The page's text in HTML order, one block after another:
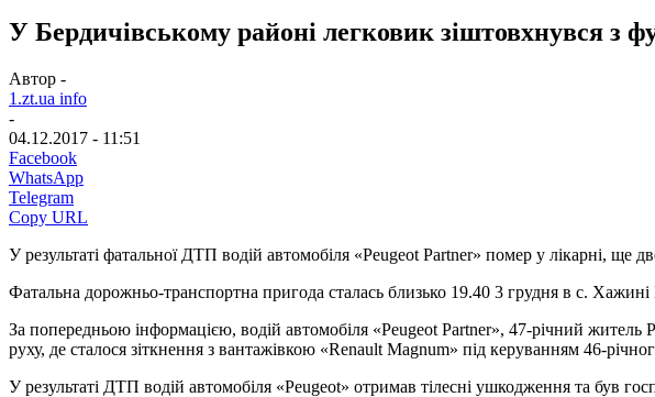
У Бердичівському районі легковик зіштовхнувся з
Автор -
1.zt.ua info
-
04.12.2017 - 11:51
Facebook
WhatsApp
Telegram
Copy URL
У результаті фатальної ДТП водій автомобіля «Peugeot Partner» помер у лікарні, ще
Фатальна дорожньо-транспортна пригода сталась близько 19.40 3 грудня в с.
За попередньою інформацією, водій автомобіля «Peugeot Partner», 47-річний
руху, де сталося зіткнення з вантажівкою «Renault Magnum» під керуванням 46-
У результаті ДТП водій автомобіля «Peugeot» отримав тілесні ушкодження та був